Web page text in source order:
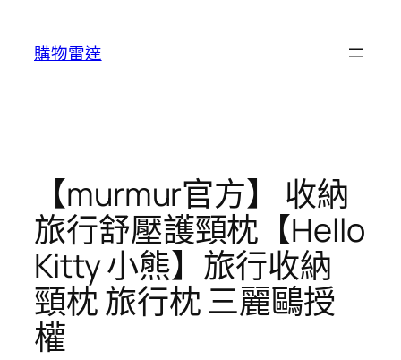
購物雷達
【murmur官方】 收納
旅行舒壓護頸枕【Hello
Kitty 小熊】旅行收納
頸枕 旅行枕 三麗鷗授
權